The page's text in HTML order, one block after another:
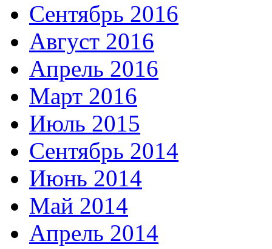
Сентябрь 2016
Август 2016
Апрель 2016
Март 2016
Июль 2015
Сентябрь 2014
Июнь 2014
Май 2014
Апрель 2014